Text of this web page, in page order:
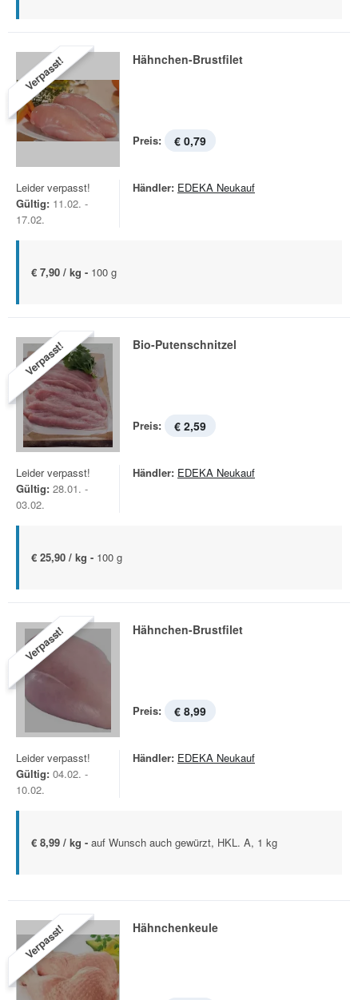
Verpasst! Hähnchen-Brustfilet
Preis: € 0,79
Leider verpasst!
Gültig: 11.02. -
17.02.
Händler: EDEKA Neukauf
€ 7,90 / kg - 100 g
Verpasst! Bio-Putenschnitzel
Preis: € 2,59
Leider verpasst!
Gültig: 28.01. -
03.02.
Händler: EDEKA Neukauf
€ 25,90 / kg - 100 g
Verpasst! Hähnchen-Brustfilet
Preis: € 8,99
Leider verpasst!
Gültig: 04.02. -
10.02.
Händler: EDEKA Neukauf
€ 8,99 / kg - auf Wunsch auch gewürzt, HKL. A, 1 kg
Verpasst! Hähnchenkeule